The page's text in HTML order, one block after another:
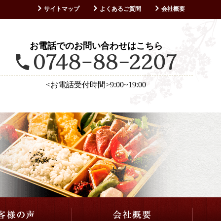
サイトマップ よくあるご質問 会社概要
お電話でのお問い合わせはこちら
<お電話受付時間>9:00~19:00